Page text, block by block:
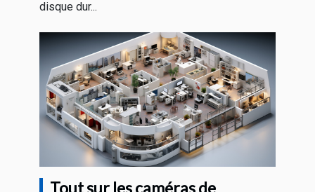
disque dur...
Tout sur les caméras de